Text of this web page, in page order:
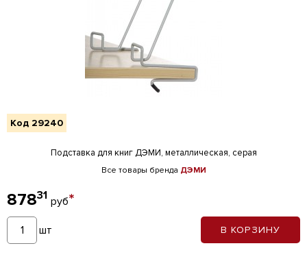
Код 29240
Подставка для книг ДЭМИ, металлическая, серая
Все товары бренда ДЭМИ
87831 руб*
шт В КОРЗИНУ